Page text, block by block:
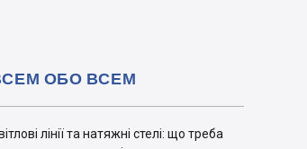
лінії та натяжні стелі: що треба
ОБО ВСЕМ